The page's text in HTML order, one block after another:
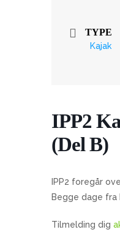
TYPE
Kajak
IPP2
(Del B)
IPP2 foregår
Begge dage fra
Tilmelding dig